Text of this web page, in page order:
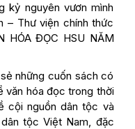
kỷ nguyên vươn mình
– Thư viện chính thức
HÓA ĐỌC HSU NĂM
những cuốn sách có
văn hóa đọc trong thời
cội nguồn dân tộc và
tộc Việt Nam, đặc